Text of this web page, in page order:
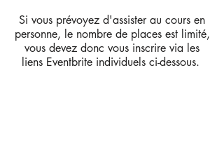
Si vous prévoyez d'assister au cours en
personne, le nombre de places est limité,
vous devez donc vous inscrire via les
liens Eventbrite individuels ci-dessous.